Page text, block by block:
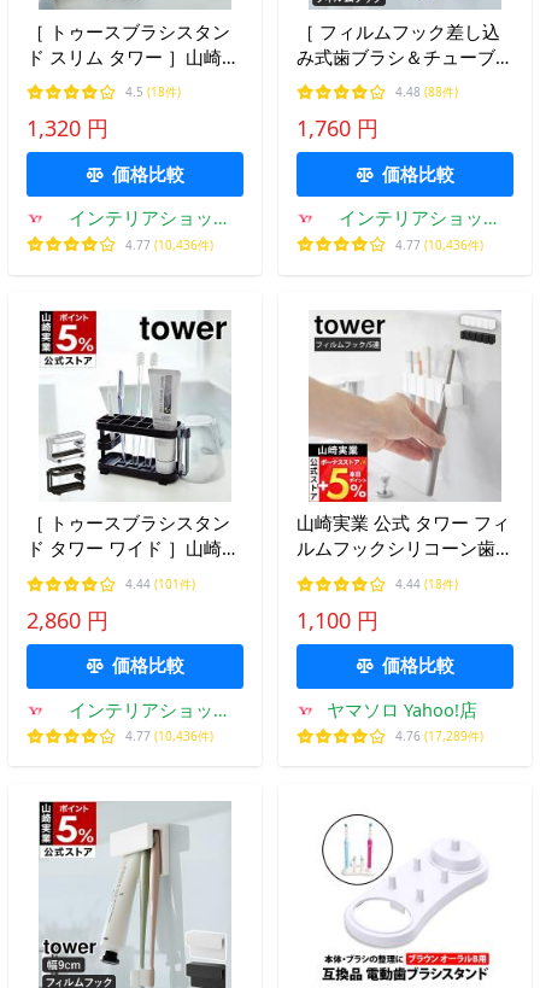
［ トゥースブラシスタン
ド スリム タワー ］山崎実
業 tower 歯ブラシ 歯ぶら
し ハブラシ スタンド ホル
ダー ブラック ホワイト
yamazaki 公式 2821 2822
4.5 (18件)
1,320 円
価格比較
インテリアショップ
roomy
4.77 (10,436件)
［ フィルムフック差し込
み式歯ブラシ＆チューブホ
ルダー タワー W18 ］山崎
実業 tower 歯ブラシホル
ダー 浮かせる収納 歯磨き
粉 歯ブラシ 18cm 公式
1497 1498
4.48 (88件)
1,760 円
価格比較
インテリアショップ
roomy
4.77 (10,436件)
［ トゥースブラシスタン
ド タワー ワイド ］山崎実
業 tower 歯ブラシ 歯ぶら
し ハブラシ ホルダー 立て
入れ ブラック ホワイト
yamazaki 公式 7848 7849
4.44 (101件)
2,860 円
価格比較
インテリアショップ
roomy
4.77 (10,436件)
山崎実業 公式 タワー フィ
ルムフックシリコーン歯ブ
ラシホルダー 5連 tower 歯
ブラシスタンド カミソリ
替えブラシ 歯磨き粉
10052 10053
4.44 (18件)
1,100 円
価格比較
ヤマソロ Yahoo!店
4.76 (17,289件)